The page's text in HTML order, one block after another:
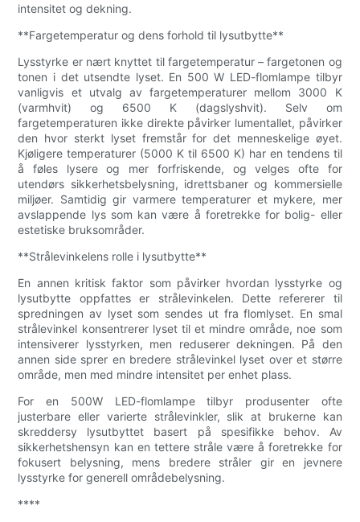
intensitet og dekning.
**Fargetemperatur og dens forhold til lysutbytte**
Lysstyrke er nært knyttet til fargetemperatur – fargetonen og
tonen i det utsendte lyset. En 500 W LED-flomlampe tilbyr
vanligvis et utvalg av fargetemperaturer mellom 3000 K
(varmhvit) og 6500 K (dagslyshvit). Selv om
fargetemperaturen ikke direkte påvirker lumentallet, påvirker
den hvor sterkt lyset fremstår for det menneskelige øyet.
Kjøligere temperaturer (5000 K til 6500 K) har en tendens til
å føles lysere og mer forfriskende, og velges ofte for
utendørs sikkerhetsbelysning, idrettsbaner og kommersielle
miljøer. Samtidig gir varmere temperaturer et mykere, mer
avslappende lys som kan være å foretrekke for bolig- eller
estetiske bruksområder.
**Strålevinkelens rolle i lysutbytte**
En annen kritisk faktor som påvirker hvordan lysstyrke og
lysutbytte oppfattes er strålevinkelen. Dette refererer til
spredningen av lyset som sendes ut fra flomlyset. En smal
strålevinkel konsentrerer lyset til et mindre område, noe som
intensiverer lysstyrken, men reduserer dekningen. På den
annen side sprer en bredere strålevinkel lyset over et større
område, men med mindre intensitet per enhet plass.
For en 500W LED-flomlampe tilbyr produsenter ofte
justerbare eller varierte strålevinkler, slik at brukerne kan
skreddersy lysutbyttet basert på spesifikke behov. Av
sikkerhetshensyn kan en tettere stråle være å foretrekke for
fokusert belysning, mens bredere stråler gir en jevnere
lysstyrke for generell områdebelysning.
****